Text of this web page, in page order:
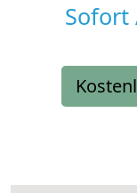
Sofort